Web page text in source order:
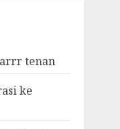
tenan
ke